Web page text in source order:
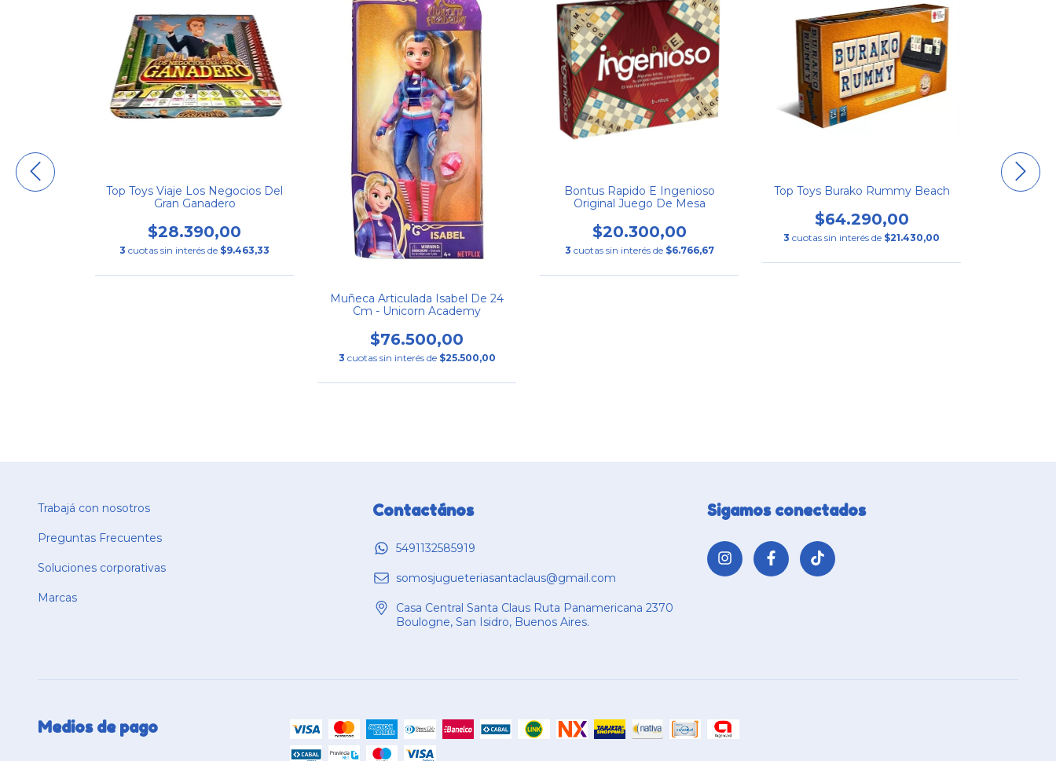
Con 2
Top Toys Viaje Los Negocios Del
Gran Ganadero
$28.390,00
3 cuotas sin interés de $9.463,33
Muñeca Articulada Isabel De 24
Cm - Unicorn Academy
$76.500,00
3 cuotas sin interés de $25.500,00
Bontus Rapido E Ingenioso
Original Juego De Mesa
$20.300,00
3 cuotas sin interés de $6.766,67
Top Toys Burako Rummy Beach
$64.290,00
3 cuotas sin interés de $21.430,00
Trabajá con nosotros
Preguntas Frecuentes
Soluciones corporativas
Marcas
Contactános
5491132585919
somosjugueteriasantaclaus@gmail.com
Casa Central Santa Claus Ruta Panamericana 2370
Boulogne, San Isidro, Buenos Aires.
Sigamos conectados
Medios de pago